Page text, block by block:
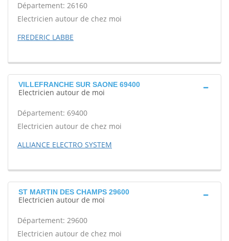
Département: 26160
Electricien autour de chez moi
FREDERIC LABBE
VILLEFRANCHE SUR SAONE 69400
Electricien autour de moi
Département: 69400
Electricien autour de chez moi
ALLIANCE ELECTRO SYSTEM
ST MARTIN DES CHAMPS 29600
Electricien autour de moi
Département: 29600
Electricien autour de chez moi